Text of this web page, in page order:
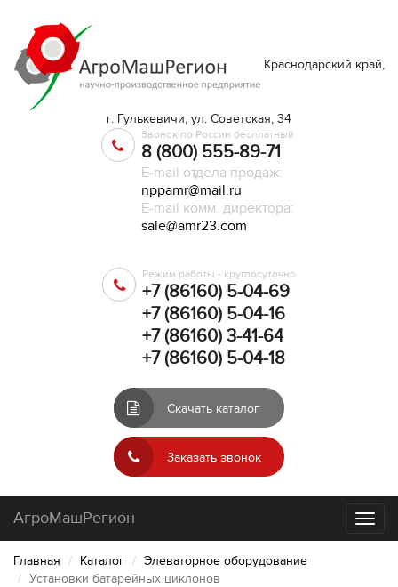
Краснодарский край,
г. Гулькевичи, ул. Советская, 34
Звонок по России бесплатный
8 (800) 555-89-71
E-mail отдела продаж:
nppamr@mail.ru
E-mail комм. директора:
sale@amr23.com
Режим работы - круглосуточно
+7 (86160) 5-04-69
+7 (86160) 5-04-16
+7 (86160) 3-41-64
+7 (86160) 5-04-18
Скачать каталог
Заказать звонок
АгроМашРегион
Главная Каталог
Элеваторное оборудование
Установки батарейных циклонов